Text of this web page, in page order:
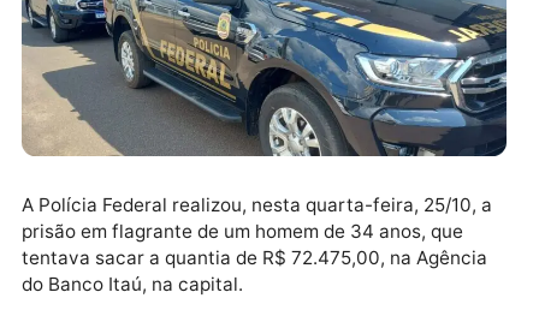
A Polícia Federal realizou, nesta quarta-feira, 25/10,